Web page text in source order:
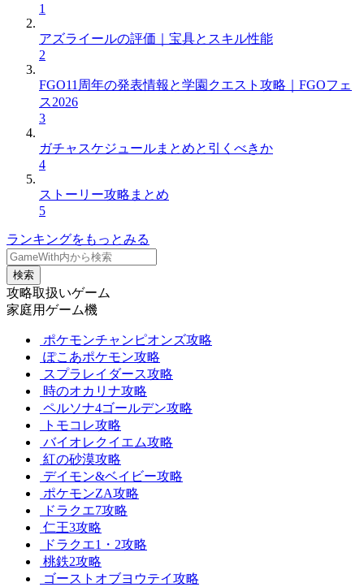
1
アズライールの評価｜宝具とスキル性能
2
FGO11周年の発表情報と学園クエスト攻略｜FGOフェ
ス2026
3
ガチャスケジュールまとめと引くべきか
4
ストーリー攻略まとめ
5
ランキングをもっとみる
検索
攻略取扱いゲーム
家庭用ゲーム機
ポケモンチャンピオンズ攻略
ぽこあポケモン攻略
スプラレイダース攻略
時のオカリナ攻略
ペルソナ4ゴールデン攻略
トモコレ攻略
バイオレクイエム攻略
紅の砂漠攻略
デイモン&ベイビー攻略
ポケモンZA攻略
ドラクエ7攻略
仁王3攻略
ドラクエ1・2攻略
桃鉄2攻略
ゴーストオブヨウテイ攻略